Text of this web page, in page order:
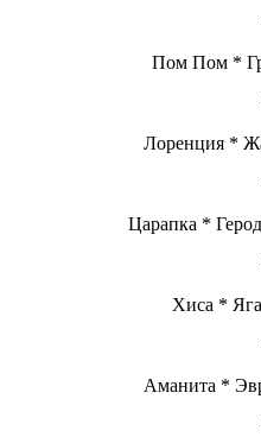
Пом Пом *
Лоренция *
Царапка *
Хиса *
Аманита *